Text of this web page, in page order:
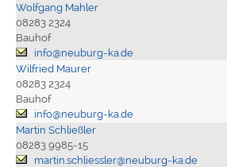
Wolfgang Mahler
08283 2324
Bauhof
info@neuburg-ka.de
Wilfried Maurer
08283 2324
Bauhof
info@neuburg-ka.de
Martin Schließler
08283 9985-15
martin.schliessler@neuburg-ka.de